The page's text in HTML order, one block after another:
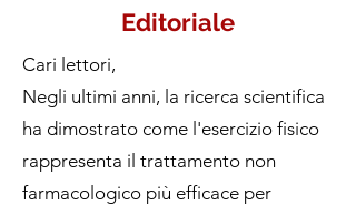
Editoriale
Cari lettori,
Negli ultimi anni, la ricerca scientifica
ha dimostrato come l'esercizio fisico
rappresenta il trattamento non
farmacologico più efficace per